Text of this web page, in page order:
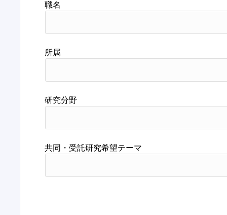
職名
所属
研究分野
共同・受託研究希望テーマ